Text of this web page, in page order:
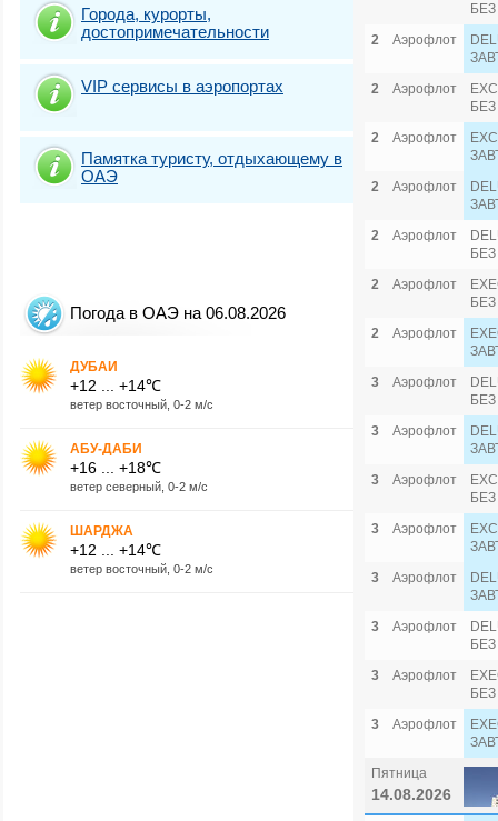
Города, курорты,
достопримечательности
VIP сервисы в аэропортах
Памятка туристу, отдыхающему в
ОАЭ
Погода в ОАЭ на 06.08.2026
ДУБАИ
+12 ... +14℃
ветер восточный, 0-2 м/с
АБУ-ДАБИ
+16 ... +18℃
ветер северный, 0-2 м/с
ШАРДЖА
+12 ... +14℃
ветер восточный, 0-2 м/с
2
Аэрофлот
2
Аэрофлот
2
Аэрофлот
2
Аэрофлот
2
Аэрофлот
2
Аэрофлот
2
Аэрофлот
3
Аэрофлот
3
Аэрофлот
3
Аэрофлот
3
Аэрофлот
3
Аэрофлот
3
Аэрофлот
3
Аэрофлот
3
Аэрофлот
Пятница
14.08.2026